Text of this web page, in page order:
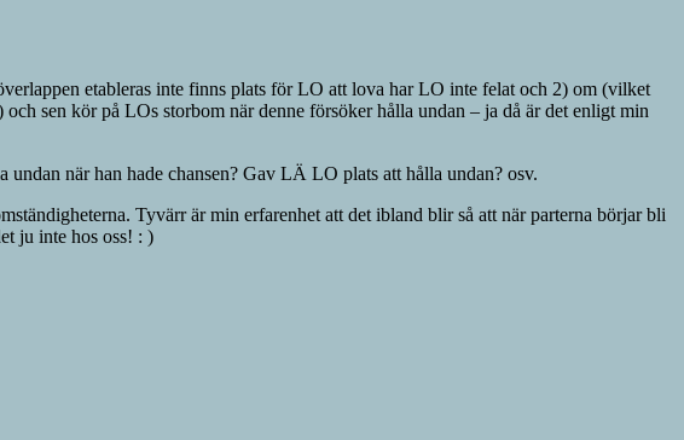
etableras inte finns plats för LO att lova har LO inte felat och 2) om (vilket
sen kör på LOs storbom när denne försöker hålla undan – ja då är det enligt min
när han hade chansen? Gav LÄ LO plats att hålla undan? osv.
Tyvärr är min erfarenhet att det ibland blir så att när parterna börjar bli
ju inte hos oss! : )